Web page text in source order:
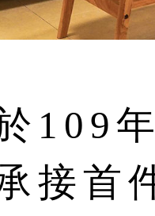
109
接首